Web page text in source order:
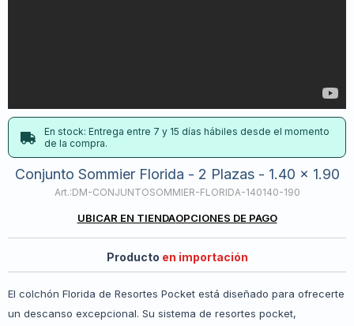
En stock: Entrega entre 7 y 15 días hábiles desde el momento
de la compra.
Conjunto Sommier Florida - 2 Plazas - 1.40 x 1.90
DM-CONJUNTOSOMMIER-FLORIDA-140140-190
UBICAR EN TIENDAOPCIONES DE PAGO
Producto en importación
El colchón Florida de Resortes Pocket está diseñado para ofrecerte
un descanso excepcional. Su sistema de resortes pocket,